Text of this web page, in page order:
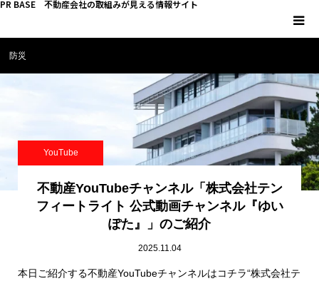
PR BASE 不動産会社の取組みが見える情報サイト
防災
YouTube
不動産YouTubeチャンネル「株式会社テン
フィートライト 公式動画チャンネル『ゆい
ぽた』」のご紹介
2025.11.04
本日ご紹介する不動産YouTubeチャンネルはコチラ“株式会社テ
キーマンインタビュー
不動産 YouTube